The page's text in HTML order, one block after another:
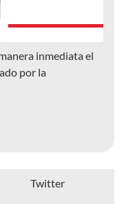
inmediata el
por la
Twitter